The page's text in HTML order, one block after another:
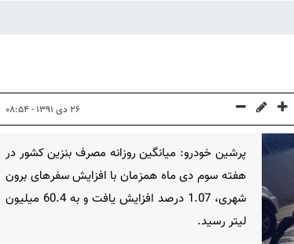
۲۶ دی ۱۳۹۱ - ۰۸:۵۴
پرشین خودرو: میانگین روزانه مصرف بنزین کشور در
هفته سوم دی ماه همزمان با افزایش سفرهای برون
شهری، 1.07 درصد افزایش یافت و به 60.4 میلیون
لیتر رسید.